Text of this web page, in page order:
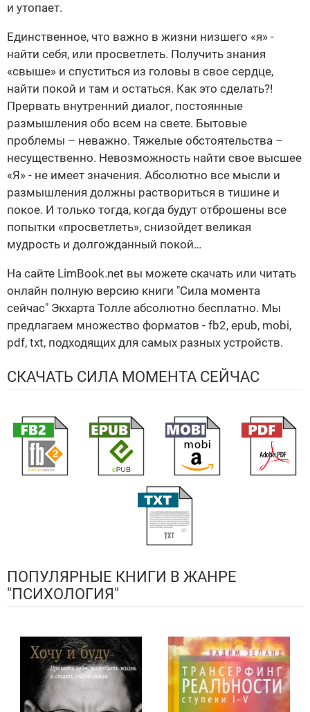
и утопает.
Единственное, что важно в жизни низшего «я» -
найти себя, или просветлеть. Получить знания
«свыше» и спуститься из головы в свое сердце,
найти покой и там и остаться. Как это сделать?!
Прервать внутренний диалог, постоянные
размышления обо всем на свете. Бытовые
проблемы – неважно. Тяжелые обстоятельства –
несущественно. Невозможность найти свое высшее
«Я» - не имеет значения. Абсолютно все мысли и
размышления должны раствориться в тишине и
покое. И только тогда, когда будут отброшены все
попытки «просветлеть», снизойдет великая
мудрость и долгожданный покой…
На сайте LimBook.net вы можете скачать или читать
онлайн полную версию книги "Сила момента
сейчас" Экхарта Толле абсолютно бесплатно. Мы
предлагаем множество форматов - fb2, epub, mobi,
pdf, txt, подходящих для самых разных устройств.
СКАЧАТЬ СИЛА МОМЕНТА СЕЙЧАС
ПОПУЛЯРНЫЕ КНИГИ В ЖАНРЕ
"ПСИХОЛОГИЯ"